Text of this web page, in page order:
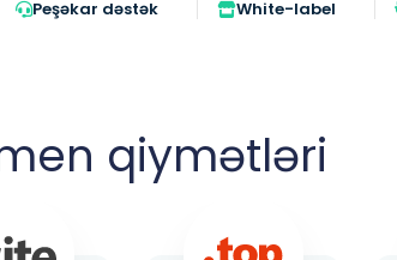
Peşəkar dəstək White-label
qiymətləri